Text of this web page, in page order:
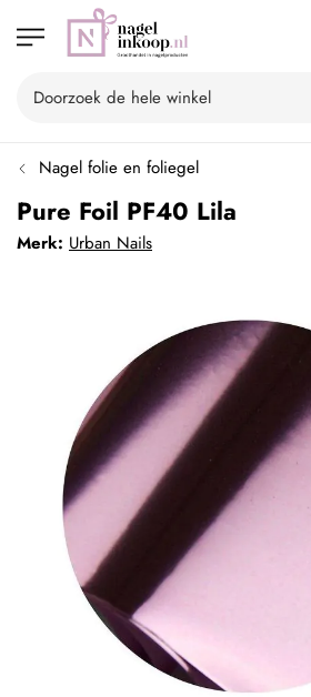
Nagel folie en foliegel
Pure Foil PF40 Lila
Merk: Urban Nails